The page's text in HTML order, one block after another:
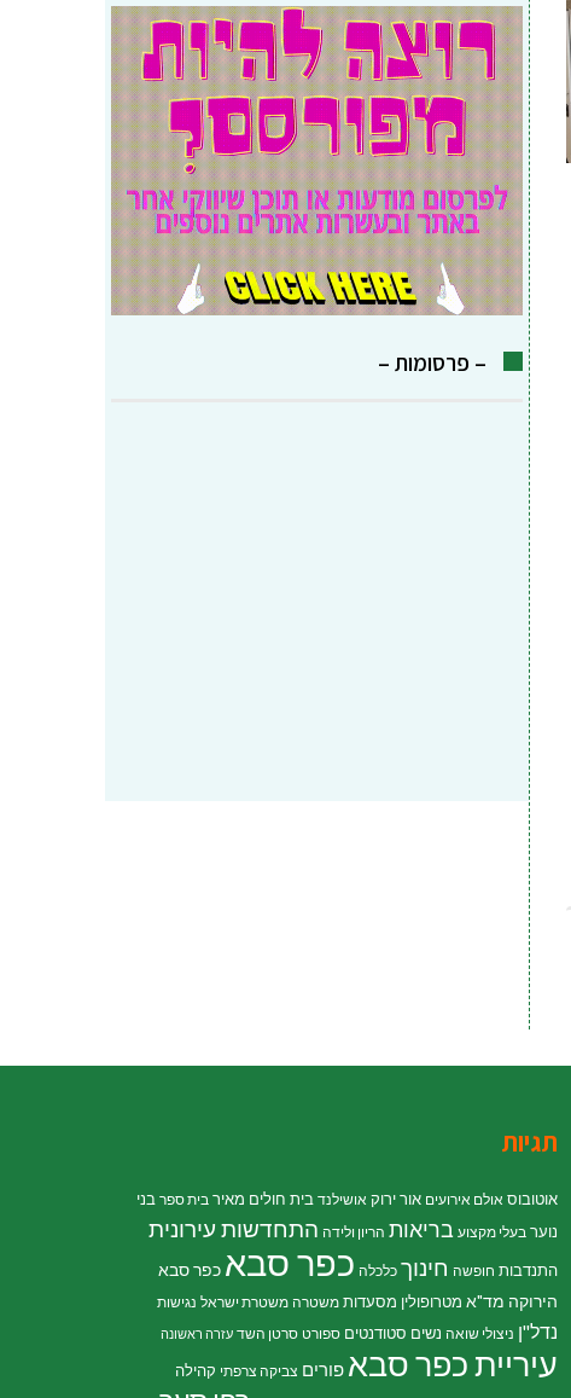
– פרסומות –
תגיות
אוטובוס אולם אירועים אור ירוק אושילנד בית חולים מאיר בית ספר בני
נוער בעלי מקצוע בריאות הריון ולידה התחדשות עירונית
התנדבות חופשה חינוך כלכלה כפר סבא כפר סבא
הירוקה מד"א מטרופולין מסעדות משטרה משטרת ישראל נגישות
נדל"ן ניצולי שואה נשים סטודנטים ספורט סרטן השד עזרה ראשונה
עיריית כפר סבא פורים צביקה צרפתי קהילה